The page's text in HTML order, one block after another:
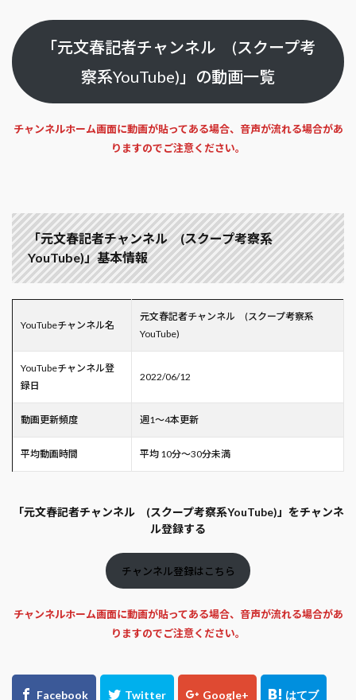
「元文春記者チャンネル (スクープ考
察系YouTube)」の動画一覧
チャンネルホーム画面に動画が貼ってある場合、音声が流れる場合があ
りますのでご注意ください。
「元文春記者チャンネル (スクープ考察系
YouTube)」基本情報
YouTubeチャンネル名
元文春記者チャンネル (スクープ考察系
YouTube)
YouTubeチャンネル登
録日
2022/06/12
動画更新頻度 週1～4本更新
平均動画時間 平均 10分～30分未満
「元文春記者チャンネル (スクープ考察系YouTube)」をチャンネ
ル登録する
チャンネル登録はこちら
チャンネルホーム画面に動画が貼ってある場合、音声が流れる場合があ
りますのでご注意ください。